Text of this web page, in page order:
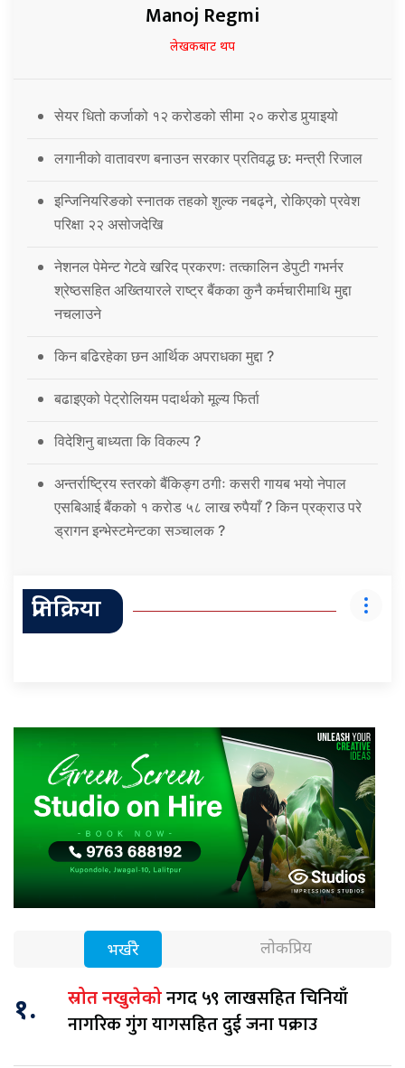
Manoj Regmi
लेखकबाट थप
सेयर धितो कर्जाको १२ करोडको सीमा २० करोड पुर्‍याइयो
लगानीको वातावरण बनाउन सरकार प्रतिवद्ध छ: मन्त्री रिजाल
इन्जिनियरिङको स्नातक तहको शुल्क नबढ्ने, रोकिएको प्रवेश
परिक्षा २२ असोजदेखि
नेशनल पेमेन्ट गेटवे खरिद प्रकरणः तत्कालिन डेपुटी गभर्नर
श्रेष्ठसहित अख्तियारले राष्ट्र बैंकका कुनै कर्मचारीमाथि मुद्दा
नचलाउने
किन बढिरहेका छन आर्थिक अपराधका मुद्दा ?
बढाइएको पेट्रोलियम पदार्थको मूल्य फिर्ता
विदेशिनु बाध्यता कि विकल्प ?
अन्तर्राष्ट्रिय स्तरको बैंकिङ्ग ठगीः कसरी गायब भयो नेपाल
एसबिआई बैंकको १ करोड ५८ लाख रुपैयाँ ? किन प्रक्राउ परे
ड्रागन इन्भेस्टमेन्टका सञ्चालक ?
प्रतिक्रिया
भर्खरै लोकप्रिय
१. स्रोत नखुलेकोनगद ५९ लाखसहित चिनियाँ
नागरिक गुंग यागसहित दुई जना पक्राउ